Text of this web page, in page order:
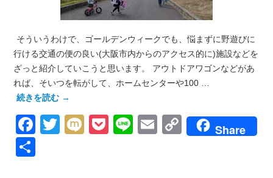
そういうわけで、ゴールデンウィークでも、悩まずに野遊びに
行ける交通の便の良い(大阪市内からのアクセス的に)施設などを
ざっと紹介していこうと思います。 アウトドアワゴンなどがあ
れば、そいつを転がして、ホームセンターや100 …
続きを読む →
Facebook
Twitter
MixiPocket
LineEmailCopyShare